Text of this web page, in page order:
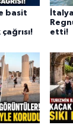
basit
etti!